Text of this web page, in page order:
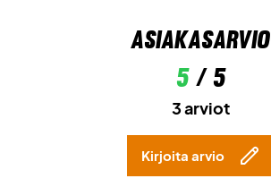
Asiakasarvio
5/ 5
3 arviot
Kirjoita arvio